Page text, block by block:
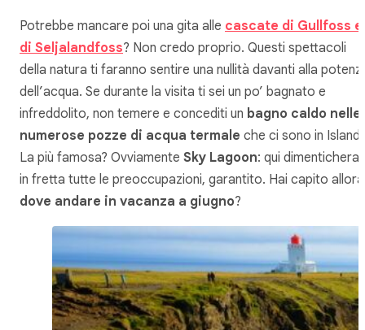
Potrebbe mancare poi una gita alle cascate di Gullfoss e
di Seljalandfoss? Non credo proprio. Questi spettacoli
della natura ti faranno sentire una nullità davanti alla
dell’acqua. Se durante la visita ti sei un po’ bagnato e
infreddolito, non temere e concediti un bagno caldo nelle
numerose pozze di acqua termale che ci sono in
La più famosa? Ovviamente Sky Lagoon: qui dimenticherai
in fretta tutte le preoccupazioni, garantito. Hai capito allora
dove andare in vacanza a giugno?